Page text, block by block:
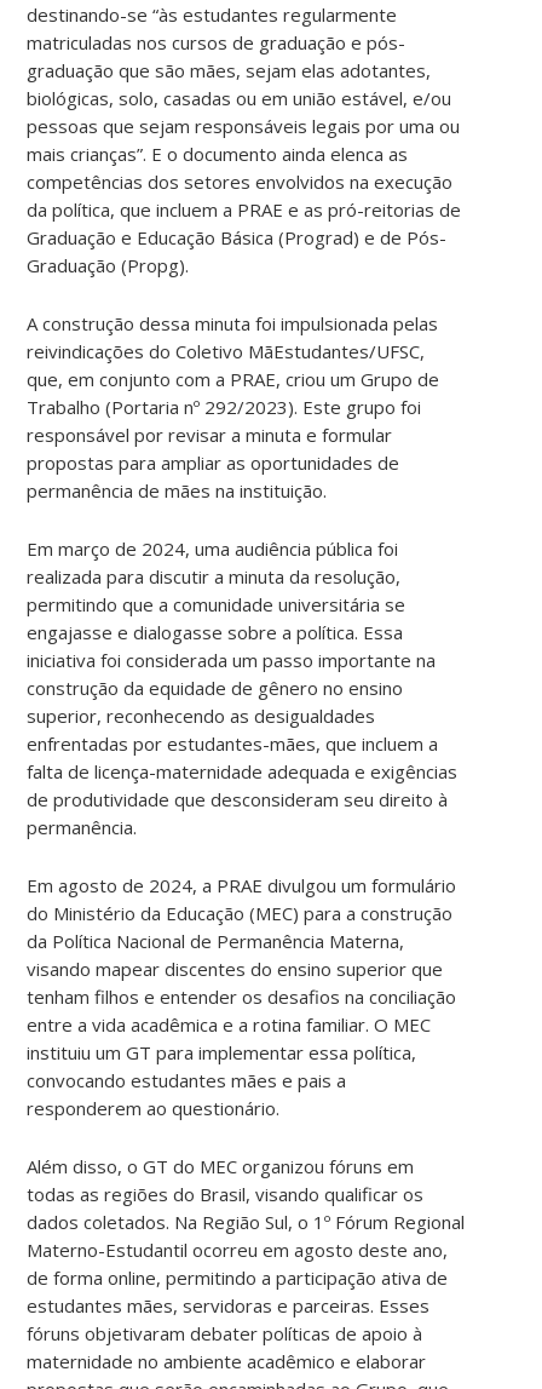
destinando-se “às estudantes regularmente
matriculadas nos cursos de graduação e pós-
graduação que são mães, sejam elas adotantes,
biológicas, solo, casadas ou em união estável, e/ou
pessoas que sejam responsáveis legais por uma ou
mais crianças”. E o documento ainda elenca as
competências dos setores envolvidos na execução
da política, que incluem a PRAE e as pró-reitorias de
Graduação e Educação Básica (Prograd) e de Pós-
Graduação (Propg).
A construção dessa minuta foi impulsionada pelas
reivindicações do Coletivo MãEstudantes/UFSC,
que, em conjunto com a PRAE, criou um Grupo de
Trabalho (Portaria nº 292/2023). Este grupo foi
responsável por revisar a minuta e formular
propostas para ampliar as oportunidades de
permanência de mães na instituição.
Em março de 2024, uma audiência pública foi
realizada para discutir a minuta da resolução,
permitindo que a comunidade universitária se
engajasse e dialogasse sobre a política. Essa
iniciativa foi considerada um passo importante na
construção da equidade de gênero no ensino
superior, reconhecendo as desigualdades
enfrentadas por estudantes-mães, que incluem a
falta de licença-maternidade adequada e exigências
de produtividade que desconsideram seu direito à
permanência.
Em agosto de 2024, a PRAE divulgou um formulário
do Ministério da Educação (MEC) para a construção
da Política Nacional de Permanência Materna,
visando mapear discentes do ensino superior que
tenham filhos e entender os desafios na conciliação
entre a vida acadêmica e a rotina familiar. O MEC
instituiu um GT para implementar essa política,
convocando estudantes mães e pais a
responderem ao questionário.
Além disso, o GT do MEC organizou fóruns em
todas as regiões do Brasil, visando qualificar os
dados coletados. Na Região Sul, o 1º Fórum Regional
Materno-Estudantil ocorreu em agosto deste ano,
de forma online, permitindo a participação ativa de
estudantes mães, servidoras e parceiras. Esses
fóruns objetivaram debater políticas de apoio à
maternidade no ambiente acadêmico e elaborar